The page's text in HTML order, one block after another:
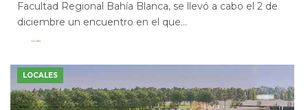
Facultad Regional Bahía Blanca, se llevó a cabo el 2 de
diciembre un encuentro en el que...
Leer Más
LOCALES